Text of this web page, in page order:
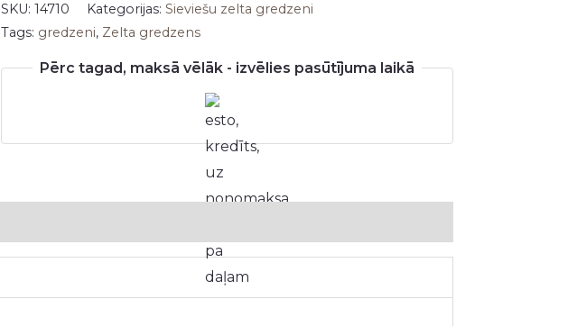
SKU: 14710 Kategorijas: Sieviešu zelta gredzeni
Tags: gredzeni, Zelta gredzens
Pērc tagad, maksā vēlāk - izvēlies pasūtījuma laikā